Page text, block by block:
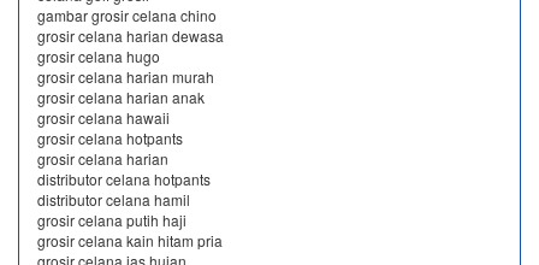
gambar grosir celana chino
grosir celana harian dewasa
grosir celana hugo
grosir celana harian murah
grosir celana harian anak
grosir celana hawaii
grosir celana hotpants
grosir celana harian
distributor celana hotpants
distributor celana hamil
grosir celana putih haji
grosir celana kain hitam pria